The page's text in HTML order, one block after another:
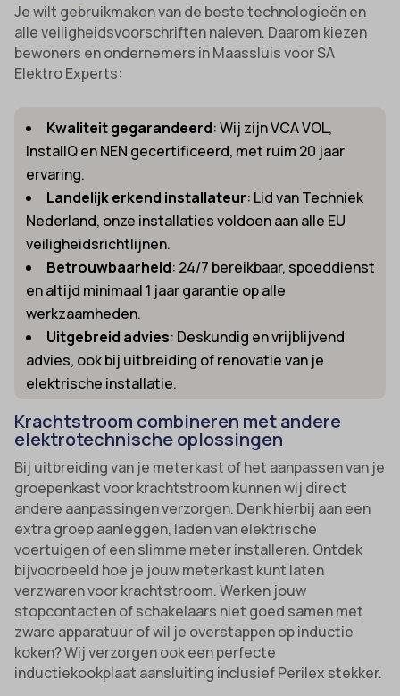
Je wilt gebruikmaken van de beste technologieën en
alle veiligheidsvoorschriften naleven. Daarom kiezen
bewoners en ondernemers in Maassluis voor SA
Elektro Experts:
Kwaliteit gegarandeerd: Wij zijn VCA VOL,
InstallQ en NEN gecertificeerd, met ruim 20 jaar
ervaring.
Landelijk erkend installateur: Lid van Techniek
Nederland, onze installaties voldoen aan alle EU
veiligheidsrichtlijnen.
Betrouwbaarheid: 24/7 bereikbaar, spoeddienst
en altijd minimaal 1 jaar garantie op alle
werkzaamheden.
Uitgebreid advies: Deskundig en vrijblijvend
advies, ook bij uitbreiding of renovatie van je
elektrische installatie.
Krachtstroom combineren met andere
elektrotechnische oplossingen
Bij uitbreiding van je meterkast of het aanpassen van je
groepenkast voor krachtstroom kunnen wij direct
andere aanpassingen verzorgen. Denk hierbij aan een
extra groep aanleggen, laden van elektrische
voertuigen of een slimme meter installeren. Ontdek
bijvoorbeeld hoe je jouw meterkast kunt laten
verzwaren voor krachtstroom. Werken jouw
stopcontacten of schakelaars niet goed samen met
zware apparatuur of wil je overstappen op inductie
koken? Wij verzorgen ook een perfecte
inductiekookplaat aansluiting inclusief Perilex stekker.